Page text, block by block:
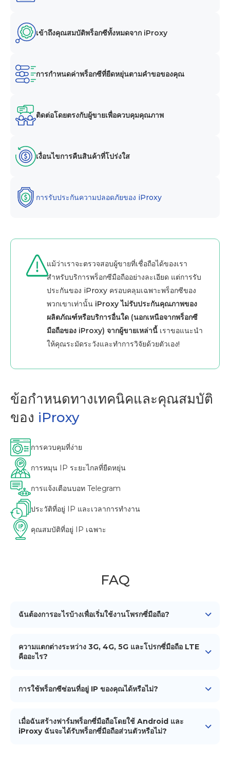
เข้าถึงคุณสมบัติพร็อกซีทั้งหมดจาก iProxy
การกำหนดค่าพร็อกซีที่ยืดหยุ่นตามคำขอของคุณ
ติดต่อโดยตรงกับผู้ขายเพื่อควบคุมคุณภาพ
เงื่อนไขการคืนสินค้าที่โปร่งใส
การรับประกันความปลอดภัยของ iProxy
แม้ว่าเราจะตรวจสอบผู้ขายที่เชื่อถือได้ของเรา
สำหรับบริการพร็อกซีมือถืออย่างละเอียด แต่การรับ
ประกันของ iProxy ครอบคลุมเฉพาะพร็อกซีของ
พวกเขาเท่านั้น iProxy ไม่รับประกันคุณภาพของ
ผลิตภัณฑ์หรือบริการอื่นใด (นอกเหนือจากพร็อกซี
มือถือของ iProxy) จากผู้ขายเหล่านี้ เราขอแนะนำ
ให้คุณระมัดระวังและทำการวิจัยด้วยตัวเอง!
ข้อกำหนดทางเทคนิคและคุณสมบัติ
ของ iProxy
การควบคุมที่ง่าย
การหมุน IP ระยะไกลที่ยืดหยุ่น
การแจ้งเตือนบอท Telegram
ประวัติที่อยู่ IP และเวลาการทำงาน
คุณสมบัติที่อยู่ IP เฉพาะ
FAQ
ฉันต้องการอะไรบ้างเพื่อเริ่มใช้งานโพรกซี่มือถือ?
Android (สมาร์ทโฟน/แท็บเล็ต) การเชื่อมต่อเครือข่ายมือถือ
(ซิมการ์ด) เครื่องมือหรือซอฟต์แวร์การจัดการโพรกซี่เพื่อตั้งค่า
ความแตกต่างระหว่าง 3G, 4G, 5G และโปรกซี่มือถือ LTE
คืออะไร?
คือความเร็วของการเชื่อมต่อ จาก 3G ไปยัง 5G การเชื่อมต่อ
อินเทอร์เน็ตกลายเป็นเร็วขึ้นและเสถียรมากขึ้น
การใช้พร็อกซีซ่อนที่อยู่ IP ของคุณได้หรือไม่?
ระหว่างอุปกรณ์ของคุณกับอินเทอร์เน็ต เมื่อคุณเชื่อมต่อกับ
เว็บไซต์ผ่านพร็อกซี มันจะปรากฎเหมือนว่าคำขอกำลังมาจากที่
เมื่อฉันสร้างฟาร์มพร็อกซี่มือถือโดยใช้ Android และ
iProxy ฉันจะได้รับพร็อกซี่มือถือส่วนตัวหรือไม่?